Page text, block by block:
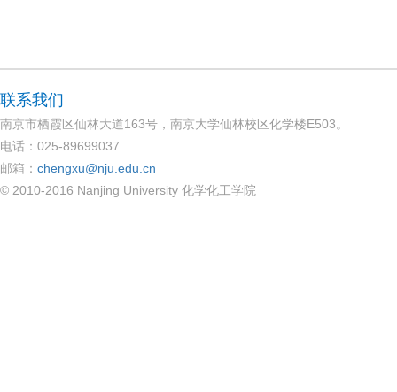
联系我们
南京市栖霞区仙林大道163号，南京大学仙林校区化学楼E503。
电话：025-89699037
邮箱： chengxu@nju.edu.cn
© 2010-2016 Nanjing University 化学化工学院